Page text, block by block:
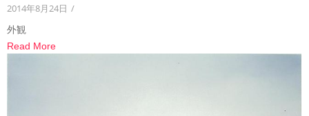
2014年8月24日 /
外観
Read More